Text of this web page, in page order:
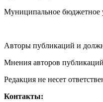
Муниципальное бюджетное
Авторы публикаций и
Мнения авторов
Редакция не несет
Контакты: